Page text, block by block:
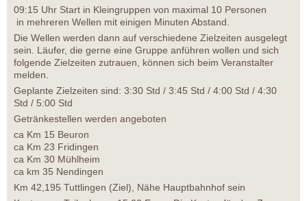
09:15 Uhr Start in Kleingruppen von maximal 10 Personen
in mehreren Wellen mit einigen Minuten Abstand.
Die Wellen werden dann auf verschiedene Zielzeiten ausgelegt
sein. Läufer, die gerne eine Gruppe anführen wollen und sich
folgende Zielzeiten zutrauen, können sich beim Veranstalter
melden.
Geplante Zielzeiten sind: 3:30 Std / 3:45 Std / 4:00 Std / 4:30
Std / 5:00 Std
Getränkestellen werden angeboten
ca Km 15 Beuron
ca Km 23 Fridingen
ca Km 30 Mühlheim
ca km 35 Nendingen
Km 42,195 Tuttlingen (Ziel), Nähe Hauptbahnhof sein